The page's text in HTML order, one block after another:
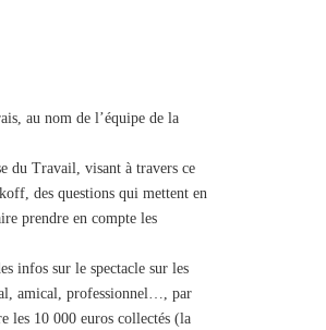
au nom de l’équipe de la
du Travail, visant à travers ce
des questions qui mettent en
prendre en compte les
infos sur le spectacle sur les
amical, professionnel…, par
les 10 000 euros collectés (la